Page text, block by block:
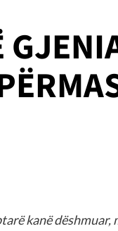
kanë dëshmuar,